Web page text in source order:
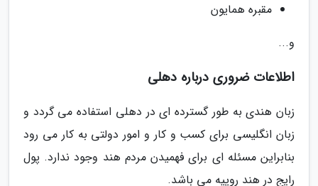
مقبره همایون
و...
اطلاعات ضروری درباره دهلی
زبان هندی به طور گسترده ای در دهلی استفاده می گردد و
زبان انگلیسی برای کسب و کار و امور دولتی به کار می رود
بنابراین مسئله ای برای فهمیدن مردم هند وجود ندارد. پول
رایج در هند روپیه می باشد.